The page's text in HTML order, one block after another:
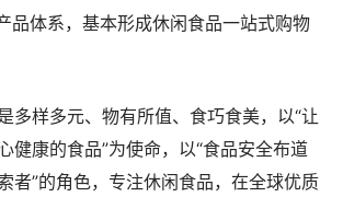
品体系，基本形成休闲食品一站式购物
多样多元、物有所值、食巧食美，以“让
健康的食品”为使命，以“食品安全布道
者”的角色，专注休闲食品，在全球优质